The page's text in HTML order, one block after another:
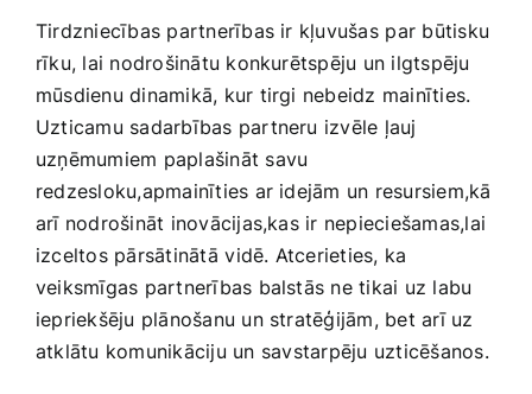
Tirdzniecības partnerības ir kļuvušas⁢ par būtisku
rīku, lai nodrošinātu konkurētspēju un ilgtspēju
mūsdienu dinamikā, kur tirgi nebeidz ​mainīties.
Uzticamu sadarbības partneru izvēle ļauj
uzņēmumiem paplašināt savu
redzesloku,apmainīties ar idejām un resursiem,kā
arī nodrošināt inovācijas,kas ir ​nepieciešamas,lai
izceltos pārsātinātā⁢ vidē. Atcerieties, ka
veiksmīgas ​partnerības balstās ne tikai uz ‌labu
‌iepriekšēju plānošanu un stratēģijām, ‍bet arī uz
atklātu komunikāciju un⁣ savstarpēju uzticēšanos.